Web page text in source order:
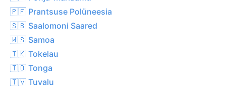
🇵🇫 Prantsuse Polüneesia
🇸🇧 Saalomoni Saared
🇼🇸 Samoa
🇹🇰 Tokelau
🇹🇴 Tonga
🇹🇻 Tuvalu